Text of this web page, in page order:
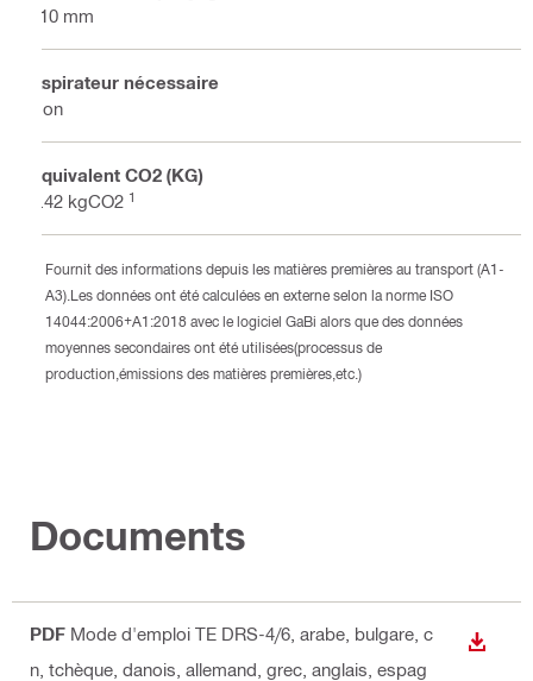
110 mm
Aspirateur nécessaire
Non
Équivalent CO2 (KG)
9.42 kgCO2 1
Fournit des informations depuis les matières premières au transport (A1-
A3).Les données ont été calculées en externe selon la norme ISO
14044:2006+A1:2018 avec le logiciel GaBi alors que des données
moyennes secondaires ont été utilisées(processus de
production,émissions des matières premières,etc.)
Documents
PDF Mode d'emploi TE DRS-4/6 , arabe, bulgare, c
n, tchèque, danois, allemand, grec, anglais, espag